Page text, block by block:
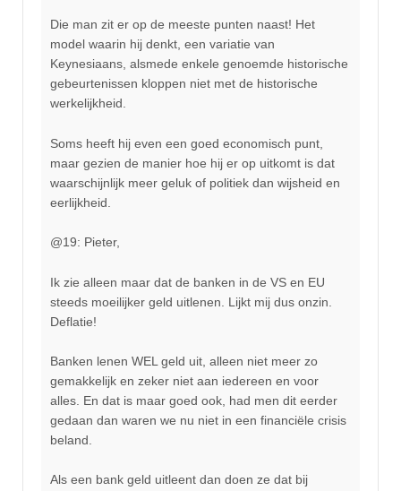
Die man zit er op de meeste punten naast! Het
model waarin hij denkt, een variatie van
Keynesiaans, alsmede enkele genoemde historische
gebeurtenissen kloppen niet met de historische
werkelijkheid.
Soms heeft hij even een goed economisch punt,
maar gezien de manier hoe hij er op uitkomt is dat
waarschijnlijk meer geluk of politiek dan wijsheid en
eerlijkheid.
@19: Pieter,
Ik zie alleen maar dat de banken in de VS en EU
steeds moeilijker geld uitlenen. Lijkt mij dus onzin.
Deflatie!
Banken lenen WEL geld uit, alleen niet meer zo
gemakkelijk en zeker niet aan iedereen en voor
alles. En dat is maar goed ook, had men dit eerder
gedaan dan waren we nu niet in een financiële crisis
beland.
Als een bank geld uitleent dan doen ze dat bij